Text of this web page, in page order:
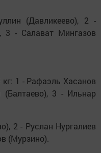
(Давликеево), 2 -
- Салават Мингазов
кг: 1 - Рафаэль Хасанов
3 - Ильнар
2 - Руслан Нургалиев
(Мурзино).